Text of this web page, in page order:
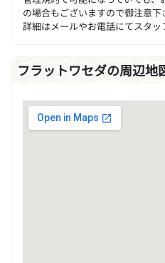
の場合もございますので御注意下
詳細はメールやお電話にてスタッ
フラットワセダの周辺地